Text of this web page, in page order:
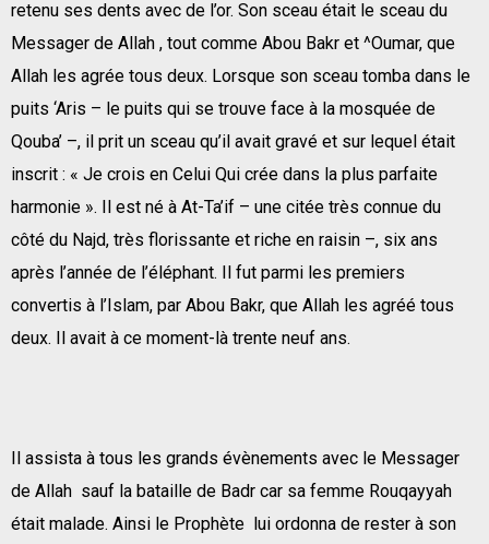
retenu ses dents avec de l’or. Son sceau était le sceau du
Messager de Allah , tout comme Abou Bakr et ^Oumar, que
Allah les agrée tous deux. Lorsque son sceau tomba dans le
puits ‘Aris – le puits qui se trouve face à la mosquée de
Qouba’ –, il prit un sceau qu’il avait gravé et sur lequel était
inscrit : « Je crois en Celui Qui crée dans la plus parfaite
harmonie ». Il est né à At-Ta’if – une citée très connue du
côté du Najd, très florissante et riche en raisin –, six ans
après l’année de l’éléphant. Il fut parmi les premiers
convertis à l’Islam, par Abou Bakr, que Allah les agréé tous
deux. Il avait à ce moment-là trente neuf ans.
Il assista à tous les grands évènements avec le Messager
de Allah sauf la bataille de Badr car sa femme Rouqayyah
était malade. Ainsi le Prophète lui ordonna de rester à son